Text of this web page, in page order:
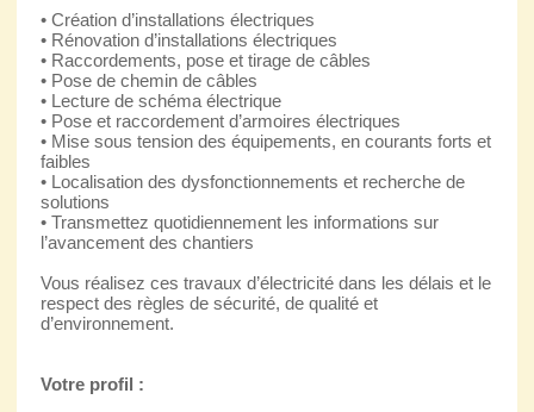
• Création d’installations électriques
• Rénovation d’installations électriques
• Raccordements, pose et tirage de câbles
• Pose de chemin de câbles
• Lecture de schéma électrique
• Pose et raccordement d’armoires électriques
• Mise sous tension des équipements, en courants forts et
faibles
• Localisation des dysfonctionnements et recherche de
solutions
• Transmettez quotidiennement les informations sur
l’avancement des chantiers
Vous réalisez ces travaux d’électricité dans les délais et le
respect des règles de sécurité, de qualité et
d’environnement.
Votre profil :